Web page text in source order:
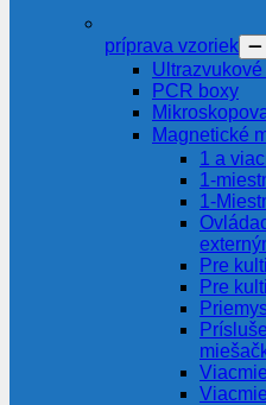
príprava vzoriek
PCR boxy
Magnetické
1 a
1-
1-
Pre
Pre